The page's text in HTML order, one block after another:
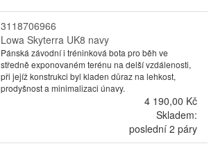
3118706966
Lowa Skyterra UK8 navy
Pánská závodní i tréninková bota pro běh ve
středně exponovaném terénu na delší vzdálenosti,
při jejíž konstrukci byl kladen důraz na lehkost,
prodyšnost a minimalizaci únavy.
4 190,00 Kč
Skladem:
poslední 2 páry